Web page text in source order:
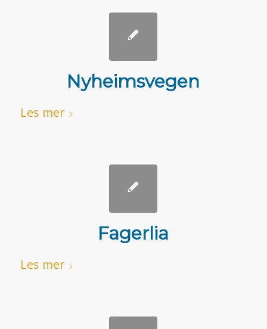
Nyheimsvegen
Les mer
Fagerlia
Les mer